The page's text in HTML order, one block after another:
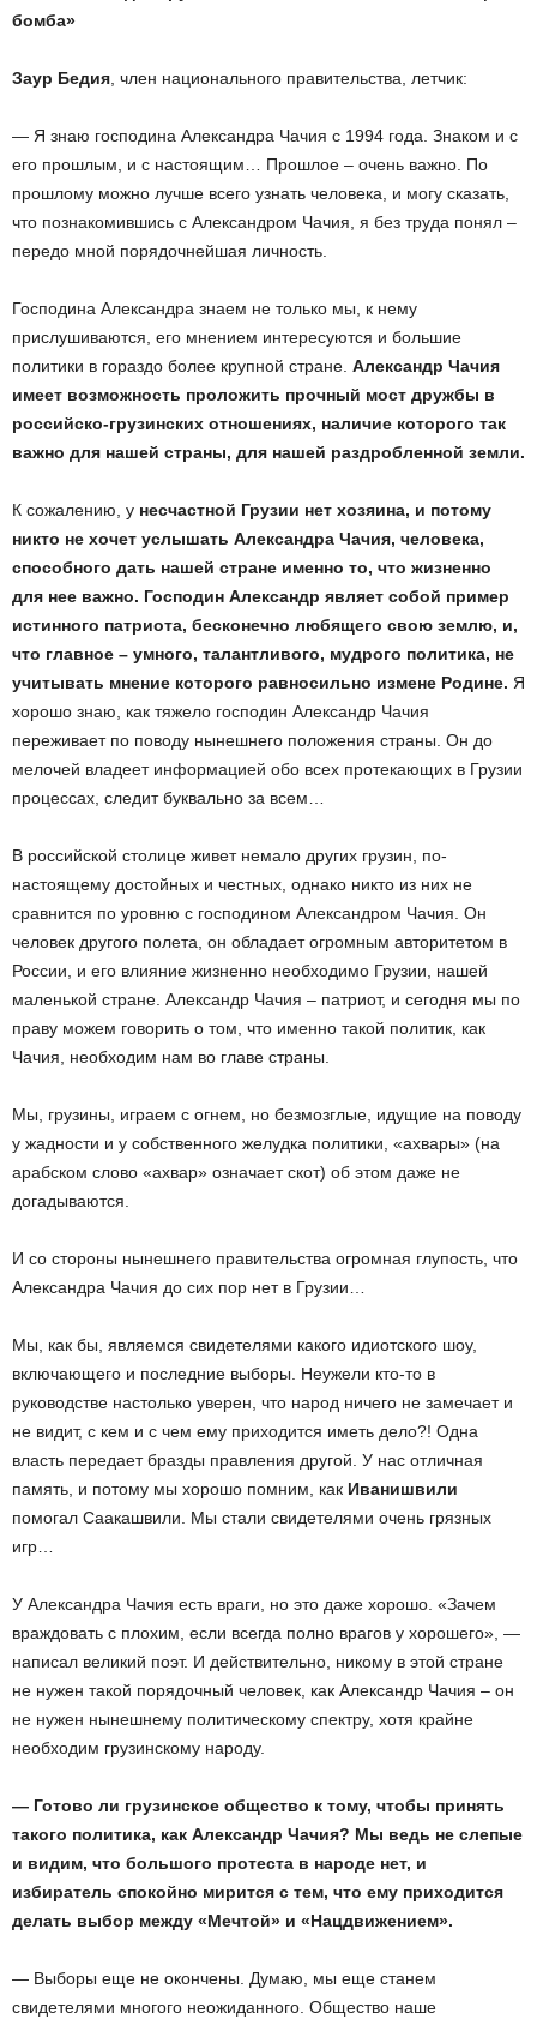
бомба»
Заур Бедия , член национального правительства, летчик:
— Я знаю господина Александра Чачия с 1994 года. Знаком и с
его прошлым, и с настоящим… Прошлое – очень важно. По
прошлому можно лучше всего узнать человека, и могу сказать,
что познакомившись с Александром Чачия, я без труда понял –
передо мной порядочнейшая личность.
Господина Александра знаем не только мы, к нему
прислушиваются, его мнением интересуются и большие
политики в гораздо более крупной стране. Александр Чачия
имеет возможность проложить прочный мост дружбы в
российско-грузинских отношениях, наличие которого так
важно для нашей страны, для нашей раздробленной земли.
К сожалению, у несчастной Грузии нет хозяина, и потому
никто не хочет услышать Александра Чачия, человека,
способного дать нашей стране именно то, что жизненно
для нее важно. Господин Александр являет собой пример
истинного патриота, бесконечно любящего свою землю, и,
что главное – умного, талантливого, мудрого политика, не
учитывать мнение которого равносильно измене Родине. Я
хорошо знаю, как тяжело господин Александр Чачия
переживает по поводу нынешнего положения страны. Он до
мелочей владеет информацией обо всех протекающих в Грузии
процессах, следит буквально за всем…
В российской столице живет немало других грузин, по-
настоящему достойных и честных, однако никто из них не
сравнится по уровню с господином Александром Чачия. Он
человек другого полета, он обладает огромным авторитетом в
России, и его влияние жизненно необходимо Грузии, нашей
маленькой стране. Александр Чачия – патриот, и сегодня мы по
праву можем говорить о том, что именно такой политик, как
Чачия, необходим нам во главе страны.
Мы, грузины, играем с огнем, но безмозглые, идущие на поводу
у жадности и у собственного желудка политики, «ахвары» (на
арабском слово «ахвар» означает скот) об этом даже не
догадываются.
И со стороны нынешнего правительства огромная глупость, что
Александра Чачия до сих пор нет в Грузии…
Мы, как бы, являемся свидетелями какого идиотского шоу,
включающего и последние выборы. Неужели кто-то в
руководстве настолько уверен, что народ ничего не замечает и
не видит, с кем и с чем ему приходится иметь дело?! Одна
власть передает бразды правления другой. У нас отличная
память, и потому мы хорошо помним, как Иванишвили
помогал Саакашвили. Мы стали свидетелями очень грязных
игр…
У Александра Чачия есть враги, но это даже хорошо. «Зачем
враждовать с плохим, если всегда полно врагов у хорошего», —
написал великий поэт. И действительно, никому в этой стране
не нужен такой порядочный человек, как Александр Чачия – он
не нужен нынешнему политическому спектру, хотя крайне
необходим грузинскому народу.
— Готово ли грузинское общество к тому, чтобы принять
такого политика, как Александр Чачия? Мы ведь не слепые
и видим, что большого протеста в народе нет, и
избиратель спокойно мирится с тем, что ему приходится
делать выбор между «Мечтой» и «Нацдвижением».
— Выборы еще не окончены. Думаю, мы еще станем
свидетелями многого неожиданного. Общество наше